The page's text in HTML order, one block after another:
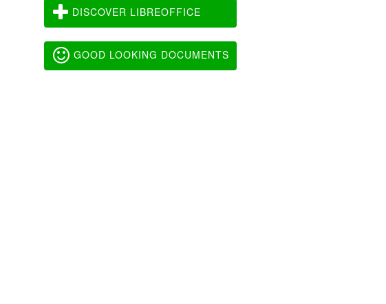
DISCOVER LIBREOFFICE
GOOD LOOKING DOCUMENTS